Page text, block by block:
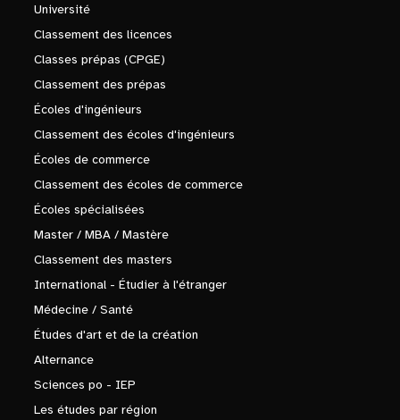
Université
Classement des licences
Classes prépas (CPGE)
Classement des prépas
Écoles d'ingénieurs
Classement des écoles d'ingénieurs
Écoles de commerce
Classement des écoles de commerce
Écoles spécialisées
Master / MBA / Mastère
Classement des masters
International - Étudier à l'étranger
Médecine / Santé
Études d'art et de la création
Alternance
Sciences po - IEP
Les études par région